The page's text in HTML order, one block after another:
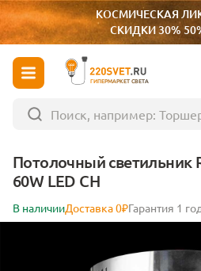
КОСМИЧЕСКАЯ
СКИДКИ 30%
ГИПЕРМАРКЕТ СВЕТА
Потолочный светильник
60W LED CH
В наличииДоставка 0₽Гарантия 1 год